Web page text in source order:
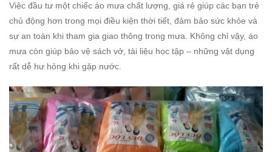
Việc đầu tư một chiếc áo mưa chất lượng, giá rẻ giúp các bạn trẻ
chủ động hơn trong mọi điều kiện thời tiết, đảm bảo sức khỏe và
sự an toàn khi tham gia giao thông trong mưa. Không chỉ vậy, áo
mưa còn giúp bảo vệ sách vở, tài liệu học tập – những vật dụng
rất dễ hư hỏng khi gặp nước.